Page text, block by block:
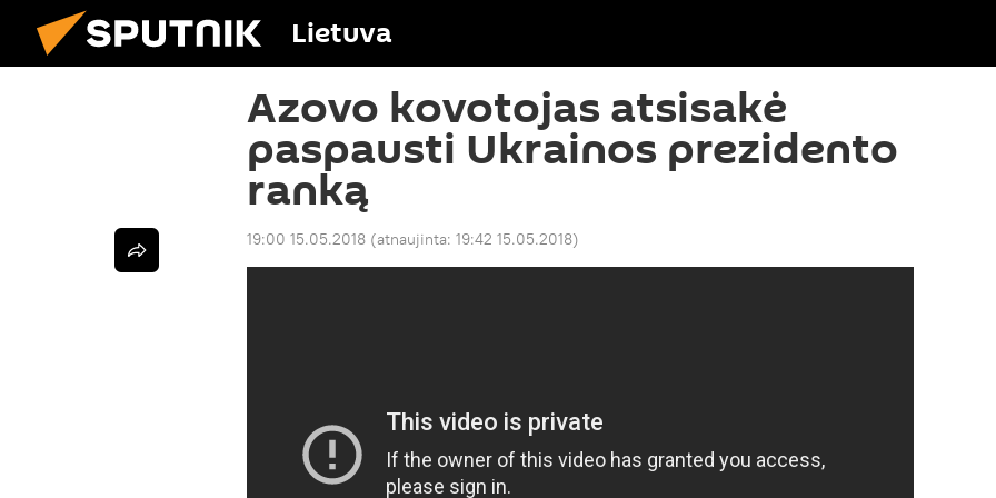
Lietuva
Azovo kovotojas atsisakė
paspausti Ukrainos prezidento
ranką
19:00 15.05.2018 (atnaujinta: 19:42 15.05.2018)